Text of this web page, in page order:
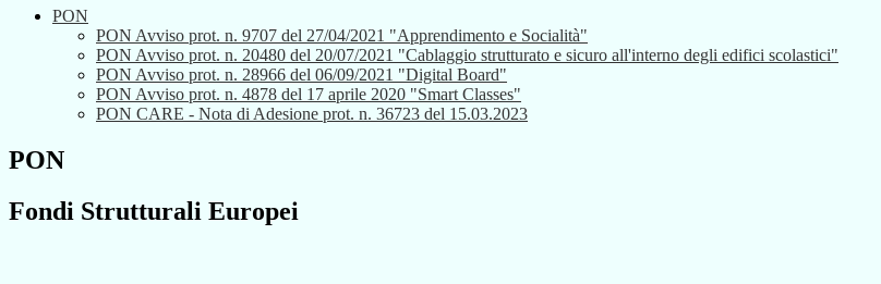
PON
PON Avviso prot. n. 9707 del 27/04/2021 "Apprendimento e Socialità"
PON Avviso prot. n. 20480 del 20/07/2021 "Cablaggio strutturato e sicuro all'interno degli edifici scolastici"
PON Avviso prot. n. 28966 del 06/09/2021 "Digital Board"
PON Avviso prot. n. 4878 del 17 aprile 2020 "Smart Classes"
PON CARE - Nota di Adesione prot. n. 36723 del 15.03.2023
PON
Fondi Strutturali Europei